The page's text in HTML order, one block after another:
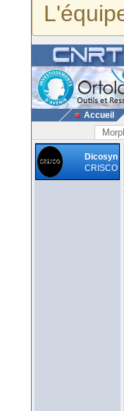
Accueil
Dicosyn
CRISCO